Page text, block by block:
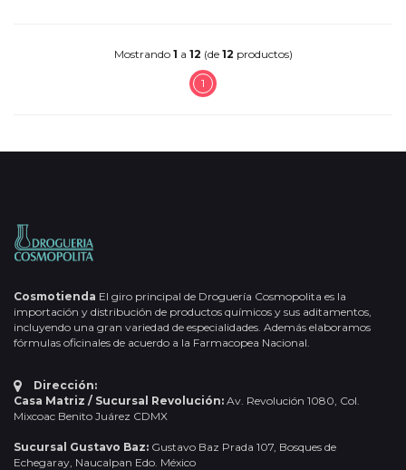
Mostrando 1 a 12 (de 12 productos)
1
Cosmotienda El giro principal de Droguería Cosmopolita es la
importación y distribución de productos químicos y sus aditamentos,
incluyendo una gran variedad de especialidades. Además elaboramos
fórmulas oficinales de acuerdo a la Farmacopea Nacional.
Dirección:
Casa Matriz / Sucursal Revolución: Av. Revolución 1080, Col.
Mixcoac Benito Juárez CDMX
Sucursal Gustavo Baz: Gustavo Baz Prada 107, Bosques de
Echegaray, Naucalpan Edo. México